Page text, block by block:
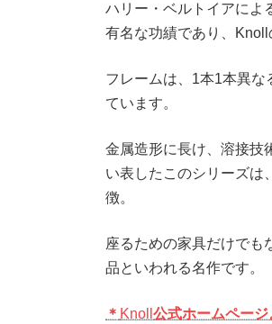
ハリー・ベルトイアによ
有名な功績であり、Knoll
フレームは、1本1本異な
ています。
金属造形に長け、溶接技
い表したこのシリーズは
徴。
座るための家具だけでも
品といわれる名作です。
＊ Knoll 公式ホームページ